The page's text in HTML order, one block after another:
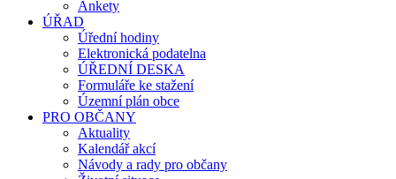
Ankety
ÚŘAD
Úřední hodiny
Elektronická podatelna
ÚŘEDNÍ DESKA
Formuláře ke stažení
Územní plán obce
PRO OBČANY
Aktuality
Kalendář akcí
Návody a rady pro občany